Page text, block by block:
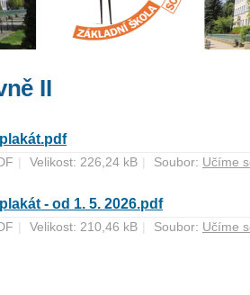
II
| Velikost: 226,24 kB | Soubor: Učíme
- od 1. 5. 2026.pdf
| Velikost: 210,46 kB | Soubor: Učíme